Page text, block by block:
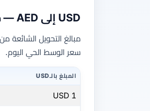
USD إلى AED — جدول التحويل السريع
سعر الوسط الحي اليوم.
المبلغ بالـUSD
1 USD